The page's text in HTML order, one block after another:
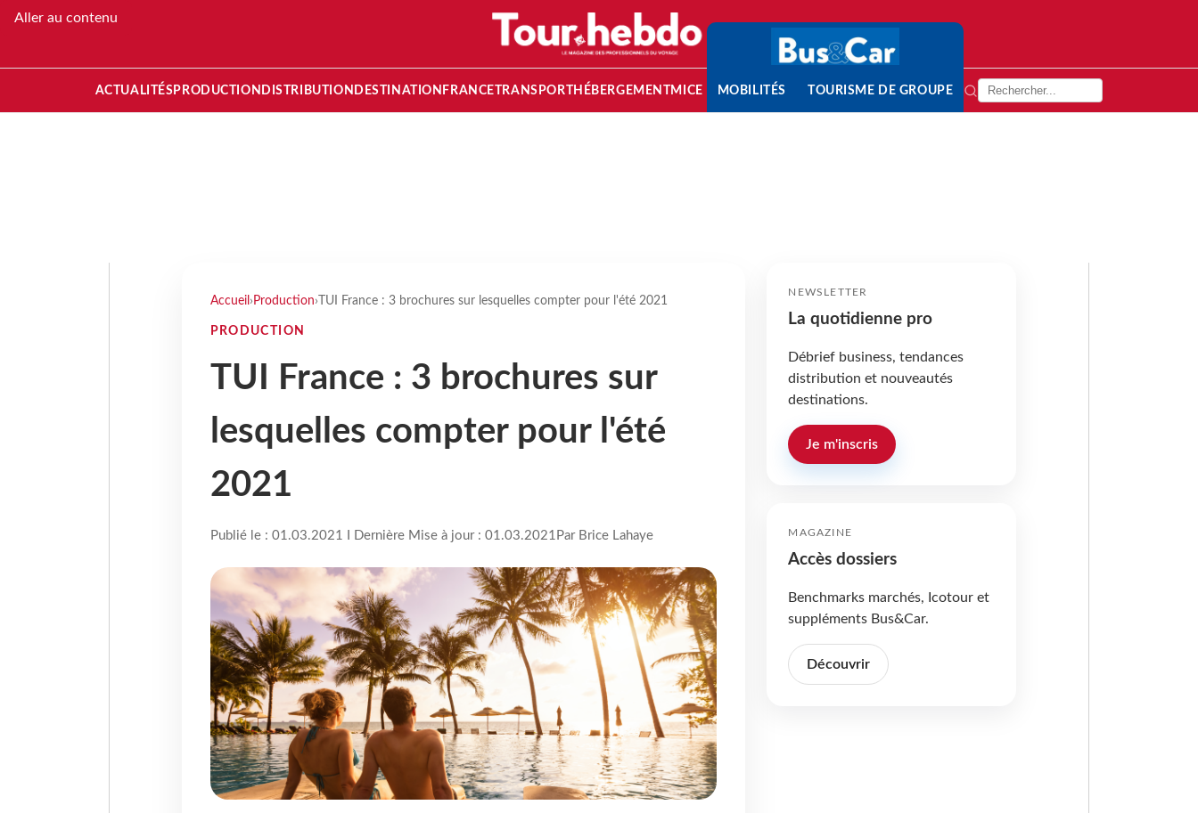
Aller au contenu
ACTUALITÉS PRODUCTION DISTRIBUTION DESTINATION FRANCETRANSPORT HÉBERGEMENTMICE MOBILITÉS TOURISME DE GROUPE
Accueil › Production› TUI France : 3 brochures sur lesquelles compter pour l'été 2021
PRODUCTION
TUI France : 3 brochures sur
lesquelles compter pour l'été
2021
Publié le : 01.03.2021 I Dernière Mise à jour : 01.03.2021 Par Brice Lahaye
NEWSLETTER
La quotidienne pro
Débrief business, tendances
distribution et nouveautés
destinations.
Je m'inscris
MAGAZINE
Accès dossiers
Benchmarks marchés, Icotour et
suppléments Bus&Car.
Découvrir